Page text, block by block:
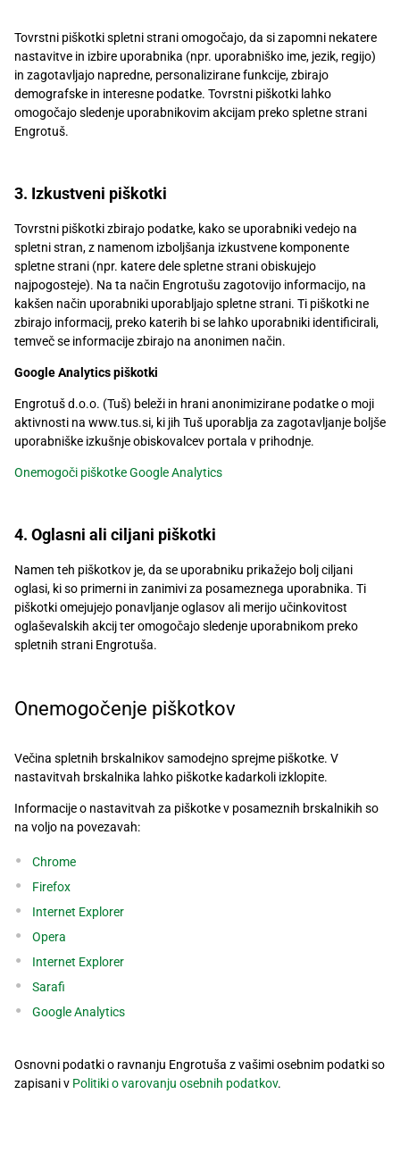
Tovrstni piškotki spletni strani omogočajo, da si zapomni nekatere
nastavitve in izbire uporabnika (npr. uporabniško ime, jezik, regijo)
in zagotavljajo napredne, personalizirane funkcije, zbirajo
demografske in interesne podatke. Tovrstni piškotki lahko
omogočajo sledenje uporabnikovim akcijam preko spletne strani
Engrotuš.
3. Izkustveni piškotki
Tovrstni piškotki zbirajo podatke, kako se uporabniki vedejo na
spletni stran, z namenom izboljšanja izkustvene komponente
spletne strani (npr. katere dele spletne strani obiskujejo
najpogosteje). Na ta način Engrotušu zagotovijo informacijo, na
kakšen način uporabniki uporabljajo spletne strani. Ti piškotki ne
zbirajo informacij, preko katerih bi se lahko uporabniki identificirali,
temveč se informacije zbirajo na anonimen način.
Google Analytics piškotki
Engrotuš d.o.o. (Tuš) beleži in hrani anonimizirane podatke o moji
aktivnosti na www.tus.si, ki jih Tuš uporablja za zagotavljanje boljše
uporabniške izkušnje obiskovalcev portala v prihodnje.
Onemogoči piškotke Google Analytics
4. Oglasni ali ciljani piškotki
Namen teh piškotkov je, da se uporabniku prikažejo bolj ciljani
oglasi, ki so primerni in zanimivi za posameznega uporabnika. Ti
piškotki omejujejo ponavljanje oglasov ali merijo učinkovitost
oglaševalskih akcij ter omogočajo sledenje uporabnikom preko
spletnih strani Engrotuša.
Onemogočenje piškotkov
Večina spletnih brskalnikov samodejno sprejme piškotke. V
nastavitvah brskalnika lahko piškotke kadarkoli izklopite.
Informacije o nastavitvah za piškotke v posameznih brskalnikih so
na voljo na povezavah:
Chrome
Firefox
Internet Explorer
Opera
Internet Explorer
Sarafi
Google Analytics
Osnovni podatki o ravnanju Engrotuša z vašimi osebnim podatki so
zapisani v Politiki o varovanju osebnih podatkov.